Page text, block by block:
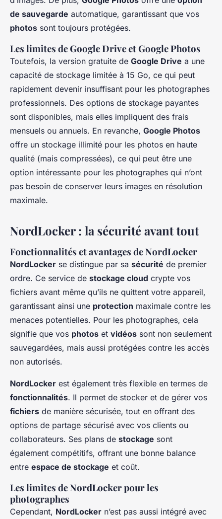
de sauvegarde automatique, garantissant que vos
photos sont toujours protégées.
Les limites de Google Drive et Google Photos
Toutefois, la version gratuite de Google Drive a une
capacité de stockage limitée à 15 Go, ce qui peut
rapidement devenir insuffisant pour les photographes
professionnels. Des options de stockage payantes
sont disponibles, mais elles impliquent des frais
mensuels ou annuels. En revanche, Google Photos
offre un stockage illimité pour les photos en haute
qualité (mais compressées), ce qui peut être une
option intéressante pour les photographes qui n’ont
pas besoin de conserver leurs images en résolution
maximale.
NordLocker : la sécurité avant tout
Fonctionnalités et avantages de NordLocker
NordLocker se distingue par sa sécurité de premier
ordre. Ce service de stockage cloud crypte vos
fichiers avant même qu’ils ne quittent votre appareil,
garantissant ainsi une protection maximale contre les
menaces potentielles. Pour les photographes, cela
signifie que vos photos et vidéos sont non seulement
sauvegardées, mais aussi protégées contre les accès
non autorisés.
NordLocker est également très flexible en termes de
fonctionnalités. Il permet de stocker et de gérer vos
fichiers de manière sécurisée, tout en offrant des
options de partage sécurisé avec vos clients ou
collaborateurs. Ses plans de stockage sont
également compétitifs, offrant une bonne balance
entre espace de stockage et coût.
Les limites de NordLocker pour les
photographes
Cependant, NordLocker n’est pas aussi intégré avec